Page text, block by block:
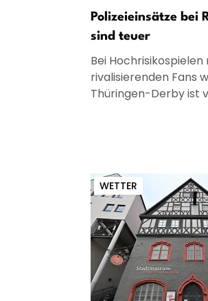
Polizeieinsätze bei
sind teuer
Bei Hochrisikospielen
rivalisierenden Fans
Thüringen-Derby ist
WETTER